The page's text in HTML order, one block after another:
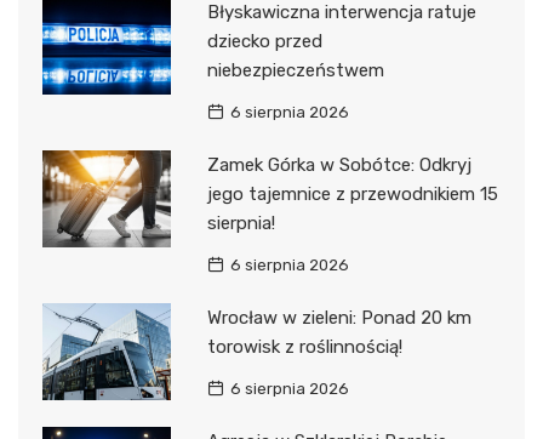
Błyskawiczna interwencja ratuje
dziecko przed
niebezpieczeństwem
6 sierpnia 2026
Zamek Górka w Sobótce: Odkryj
jego tajemnice z przewodnikiem 15
sierpnia!
6 sierpnia 2026
Wrocław w zieleni: Ponad 20 km
torowisk z roślinnością!
6 sierpnia 2026